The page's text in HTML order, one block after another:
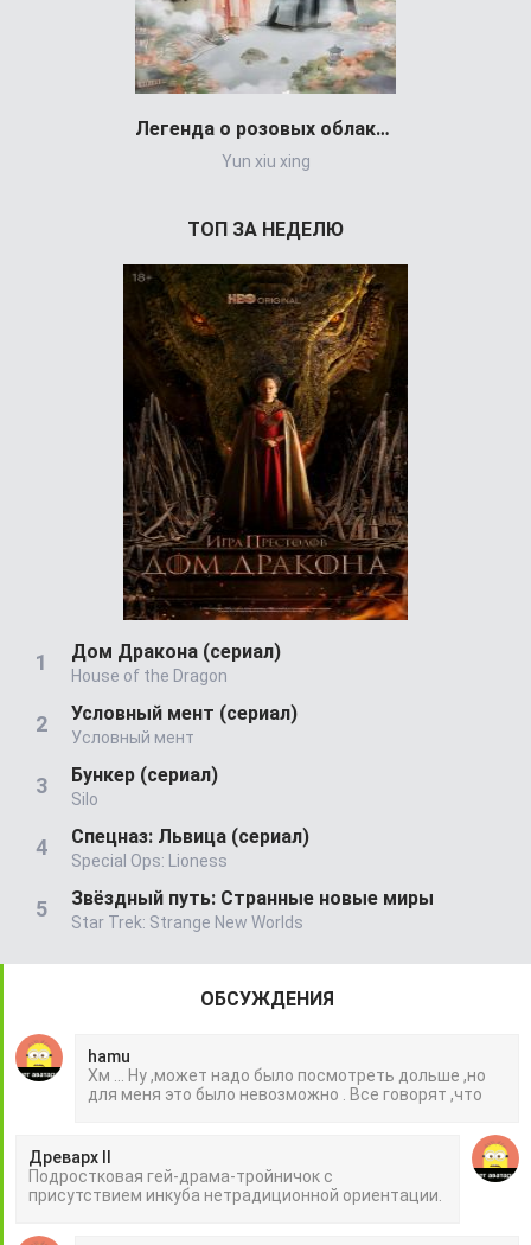
Легенда о розовых облаках (сериал)
Yun xiu xing
ТОП ЗА НЕДЕЛЮ
Дом Дракона (сериал)
House of the Dragon
Условный мент (сериал)
Условный мент
Бункер (сериал)
Silo
Спецназ: Львица (сериал)
Special Ops: Lioness
Звёздный путь: Странные новые миры
Star Trek: Strange New Worlds
ОБСУЖДЕНИЯ
hamu
Хм ... Ну ,может надо было посмотреть дольше ,но
для меня это было невозможно . Все говорят ,что
Древарх II
Подростковая гей-драма-тройничок с
присутствием инкуба нетрадиционной ориентации.